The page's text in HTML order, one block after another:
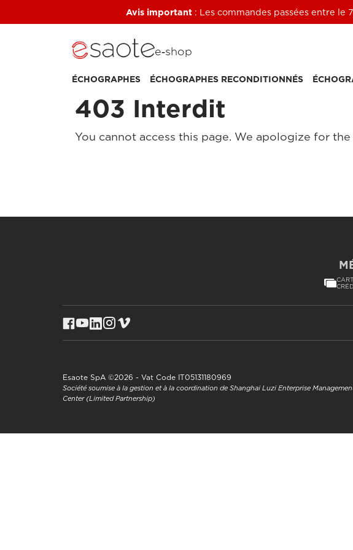
Avis important: Les commandes passées entre le
e‑shop
ÉCHOGRAPHES ÉCHOGRAPHES RECONDITIONNÉS
403 Interdit
You cannot access this page. We apologize for
Esaote SpA ©2026 - Vat Code IT05131180969
Société soumise à la gestion et à la coordination de Shanghai Luzi Enterprise
Center (Limited Partnership)